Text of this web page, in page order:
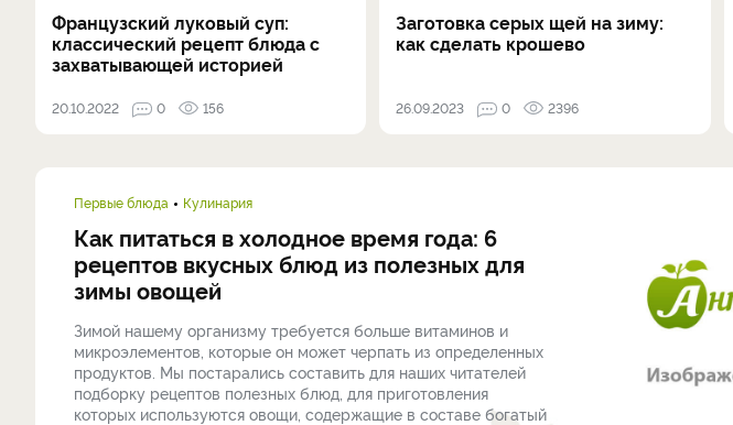
Французский луковый суп:
классический рецепт блюда с
захватывающей историей
20.10.2022 0 156
Заготовка серых щей на зиму:
как сделать крошево
26.09.2023 0 2396
Первые блюда Кулинария
Как питаться в холодное время года: 6
рецептов вкусных блюд из полезных для
зимы овощей
Зимой нашему организму требуется больше витаминов и
микроэлементов, которые он может черпать из определенных
продуктов. Мы постарались составить для наших читателей
подборку рецептов полезных блюд, для приготовления
которых используются овощи, содержащие в составе богатый